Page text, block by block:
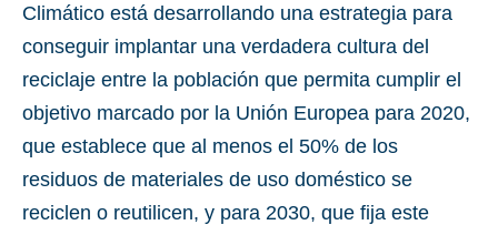
Climático está desarrollando una estrategia para
conseguir implantar una verdadera cultura del
reciclaje entre la población que permita cumplir el
objetivo marcado por la Unión Europea para 2020,
que establece que al menos el 50% de los
residuos de materiales de uso doméstico se
reciclen o reutilicen, y para 2030, que fija este